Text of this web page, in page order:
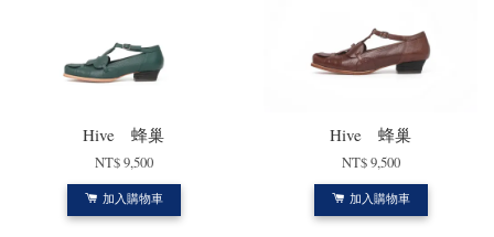
Hive 蜂巢
NT$ 9,500
加入購物車
Hive 蜂巢
NT$ 9,500
加入購物車